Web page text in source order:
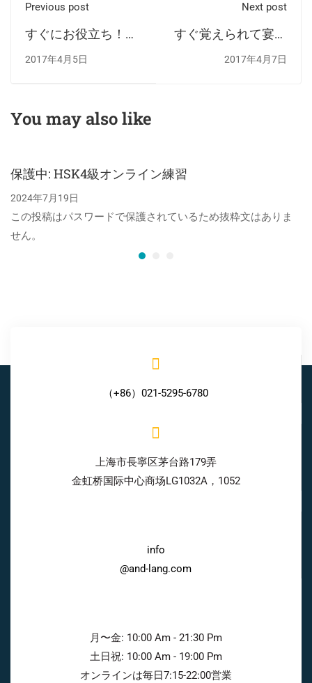
Previous post
すぐにお役立ち！交
通カードチャージマ
2017年4月5日
Next post
すぐ覚えられて宴会
受けバッチリ！中国
2017年4月7日
You may also like
保護中: HSK4級オンライン練習
2024年7月19日
この投稿はパスワードで保護されているため抜粋文はありま
せん。
（+86）021-5295-6780
上海市長寧区茅台路179弄
金虹桥国际中心商场LG1032A，1052
info
@and-lang.com
月〜金: 10:00 Am - 21:30 Pm
土日祝: 10:00 Am - 19:00 Pm
オンラインは毎日7:15-22:00営業